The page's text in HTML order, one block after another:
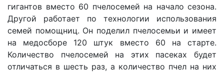
гигантов вместо 60 пчелосемей на начало сезона.
Другой работает по технологии использования
семей помощниц. Он поделил пчелосемьи и имеет
на медосборе 120 штук вместо 60 на старте.
Количество пчелосемей на этих пасеках будет
отличаться в шесть раз, а количество пчел на них